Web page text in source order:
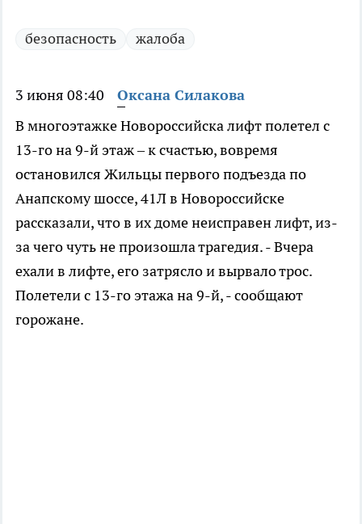
безопасность жалоба
3 июня 08:40
Оксана Силакова
В многоэтажке Новороссийска лифт полетел с
13-го на 9-й этаж – к счастью, вовремя
остановился Жильцы первого подъезда по
Анапскому шоссе, 41Л в Новороссийске
рассказали, что в их доме неисправен лифт, из-
за чего чуть не произошла трагедия. - Вчера
ехали в лифте, его затрясло и вырвало трос.
Полетели с 13-го этажа на 9-й, - сообщают
горожане.